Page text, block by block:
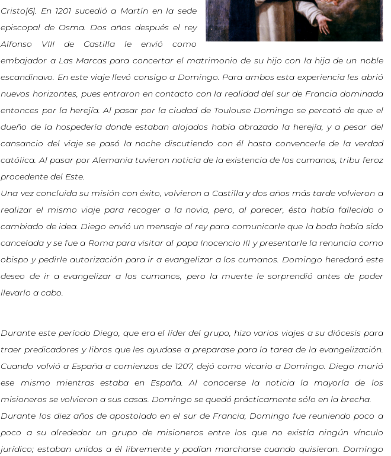
Cristo[6]. En 1201 sucedió a Martín en la sede
episcopal de Osma. Dos años después el rey
Alfonso VIII de Castilla le envió como
embajador a Las Marcas para concertar el matrimonio de su hijo con la hija de un noble
escandinavo. En este viaje llevó consigo a Domingo. Para ambos esta experiencia les abrió
nuevos horizontes, pues entraron en contacto con la realidad del sur de Francia dominada
entonces por la herejía. Al pasar por la ciudad de Toulouse Domingo se percató de que el
dueño de la hospedería donde estaban alojados había abrazado la herejía, y a pesar del
cansancio del viaje se pasó la noche discutiendo con él hasta convencerle de la verdad
católica. Al pasar por Alemania tuvieron noticia de la existencia de los cumanos, tribu feroz
procedente del Este.
Una vez concluida su misión con éxito, volvieron a Castilla y dos años más tarde volvieron a
realizar el mismo viaje para recoger a la novia, pero, al parecer, ésta había fallecido o
cambiado de idea. Diego envió un mensaje al rey para comunicarle que la boda había sido
cancelada y se fue a Roma para visitar al papa Inocencio III y presentarle la renuncia como
obispo y pedirle autorización para ir a evangelizar a los cumanos. Domingo heredará este
deseo de ir a evangelizar a los cumanos, pero la muerte le sorprendió antes de poder
llevarlo a cabo.
Durante este período Diego, que era el líder del grupo, hizo varios viajes a su diócesis para
traer predicadores y libros que les ayudase a preparase para la tarea de la evangelización.
Cuando volvió a España a comienzos de 1207, dejó como vicario a Domingo. Diego murió
ese mismo mientras estaba en España. Al conocerse la noticia la mayoría de los
misioneros se volvieron a sus casas. Domingo se quedó prácticamente sólo en la brecha.
Durante los diez años de apostolado en el sur de Francia, Domingo fue reuniendo poco a
poco a su alrededor un grupo de misioneros entre los que no existía ningún vínculo
jurídico; estaban unidos a él libremente y podían marcharse cuando quisieran. Domingo